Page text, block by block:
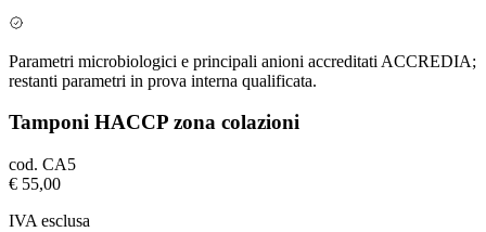
Parametri microbiologici e principali anioni accreditati ACCREDIA;
restanti parametri in prova interna qualificata.
Tamponi HACCP zona colazioni
cod. CA5
€ 55,00
IVA esclusa